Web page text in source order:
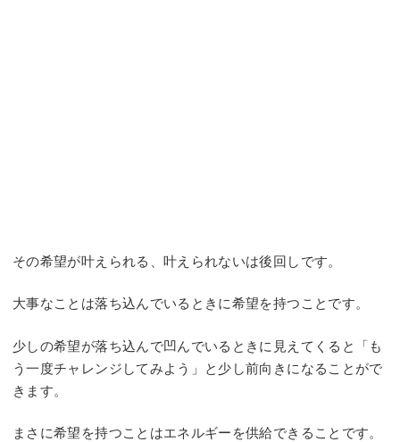
その希望が叶えられる、叶えられないは後回しです。
大事なことは落ち込んでいるときに希望を持つことです。
少しの希望が落ち込んで凹んでいるときに見えてくると「も
う一度チャレンジしてみよう」と少し前向きになることがで
きます。
まさに希望を持つことはエネルギーを供給できることです。